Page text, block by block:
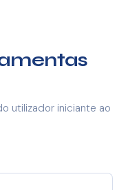
utilizador iniciante ao